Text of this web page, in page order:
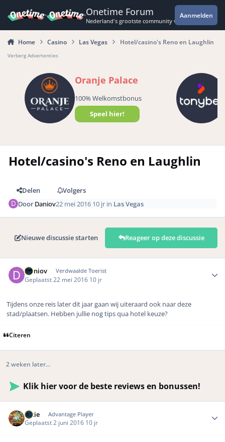
Onetime Forum
Nederland's grootste community voor de
Aanmelden
Home Casino Las Vegas Hotel/casino's Reno en Laughlin
Verberg Advertenties
Oranje Palace
100% Welkomstbonus
Speel hier!
Hotel/casino's Reno en Laughlin
Delen
Volgers
DoorDaniov22 mei 2016 10 jr in Las Vegas
Nieuwe discussie starten Reageer op deze discussie
Daniov Verdwaalde Toerist
Geplaatst 22 mei 2016 10 jr
Tijdens onze reis later dit jaar gaan wij uiteraard ook naar deze
stad/plaatsen. Hebben jullie nog tips qua hotel keuze?
Citeren
2 weken later...
Klik hier voor de beste reviews en bonussen!
nikie Advantage Player
Geplaatst 2 juni 2016 10 jr